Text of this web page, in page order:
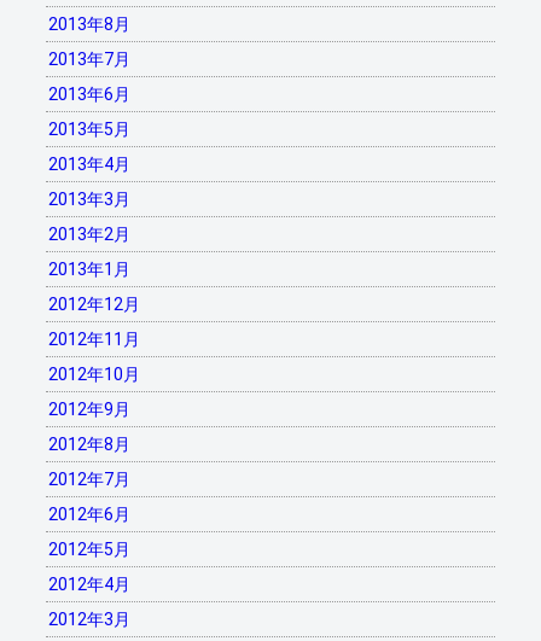
2013年8月
2013年7月
2013年6月
2013年5月
2013年4月
2013年3月
2013年2月
2013年1月
2012年12月
2012年11月
2012年10月
2012年9月
2012年8月
2012年7月
2012年6月
2012年5月
2012年4月
2012年3月